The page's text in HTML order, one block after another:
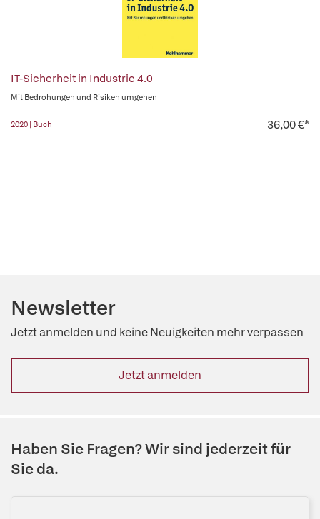
IT-Sicherheit in Industrie 4.0
Mit Bedrohungen und Risiken umgehen
2020 | Buch 36,00 €*
Newsletter
Jetzt anmelden und keine Neuigkeiten mehr verpassen
Jetzt anmelden
Haben Sie Fragen? Wir sind jederzeit für
Sie da.